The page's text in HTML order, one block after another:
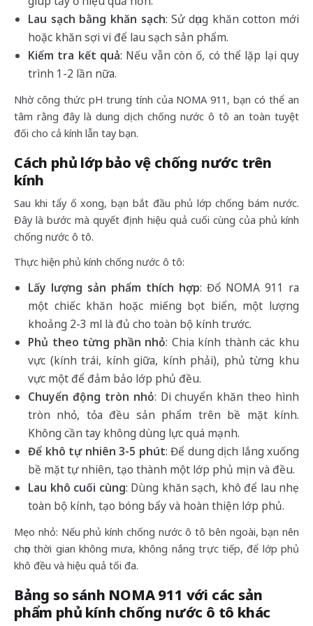
Lau sạch bằng khăn sạch: Sử dụng khăn cotton mới
hoặc khăn sợi vi để lau sạch sản phẩm.
Kiểm tra kết quả: Nếu vẫn còn ố, có thể lặp lại quy
trình 1-2 lần nữa.
Nhờ công thức pH trung tính của NOMA 911, bạn có thể an
tâm rằng đây là dung dịch chống nước ô tô an toàn tuyệt
đối cho cả kính lẫn tay bạn.
Cách phủ lớp bảo vệ chống nước trên
kính
Sau khi tẩy ố xong, bạn bắt đầu phủ lớp chống bám nước.
Đây là bước mà quyết định hiệu quả cuối cùng của phủ kính
chống nước ô tô.
Thực hiện phủ kính chống nước ô tô:
Lấy lượng sản phẩm thích hợp: Đổ NOMA 911 ra
một chiếc khăn hoặc miếng bọt biển, một lượng
khoảng 2-3 ml là đủ cho toàn bộ kính trước.
Phủ theo từng phần nhỏ: Chia kính thành các khu
vực (kính trái, kính giữa, kính phải), phủ từng khu
vực một để đảm bảo lớp phủ đều.
Chuyển động tròn nhỏ: Di chuyển khăn theo hình
tròn nhỏ, tỏa đều sản phẩm trên bề mặt kính.
Không cần tay không dùng lực quá mạnh.
Để khô tự nhiên 3-5 phút: Để dung dịch lắng xuống
bề mặt tự nhiên, tạo thành một lớp phủ mịn và đều.
Lau khô cuối cùng: Dùng khăn sạch, khô để lau nhẹ
toàn bộ kính, tạo bóng bẩy và hoàn thiện lớp phủ.
Mẹo nhỏ: Nếu phủ kính chống nước ô tô bên ngoài, bạn nên
chọn thời gian không mưa, không nắng trực tiếp, để lớp phủ
khô đều và hiệu quả tối đa.
Bảng so sánh NOMA 911 với các sản
phẩm phủ kính chống nước ô tô khác